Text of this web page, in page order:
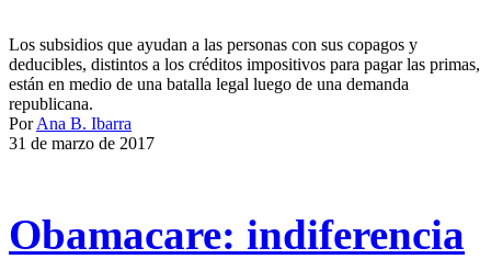
Los subsidios que ayudan a las personas con sus copagos y
deducibles, distintos a los créditos impositivos para pagar las primas,
están en medio de una batalla legal luego de una demanda
republicana.
PorAna B. Ibarra
31 de marzo de 2017
Obamacare: indiferencia